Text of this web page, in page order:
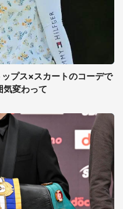
プス×スカートのコーデで
気変わって